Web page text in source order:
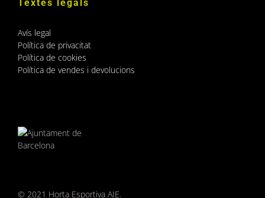
Textes legals
Avís legal
Política de privacitat
Política de cookies
Política de vendes i devolucions
© 2021 Horta Esportiva AIE.